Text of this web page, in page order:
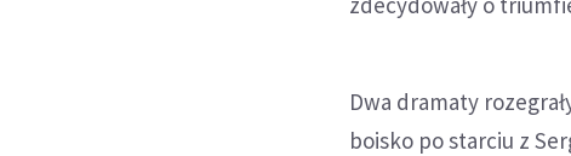
Dwa dramaty
boisko po starciu z